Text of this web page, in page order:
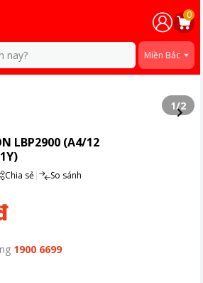
0
nay? Miền Bắc
1/2
LBP2900 (A4/12
Chia sẻ| So sánh
1900 6699